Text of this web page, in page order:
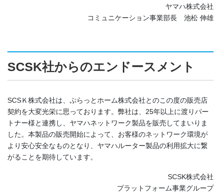
ヤマハ株式会社
コミュニケーション事業部長 池松 伸雄
SCSK社からのエンドースメント
SCSＫ株式会社は、ぷらっとホーム株式会社とのこの度の販売店
契約を大変光栄に思っております。弊社は、25年以上に渡りパー
トナー様と連携し、ヤマハネットワーク製品を販売してまいりま
した。本製品の販売開始によって、お客様のネットワーク環境が
より安心安全なものとなり、ヤマハルーター製品の利用拡大に繋
がることを期待しています。
SCSK株式会社
プラットフォーム事業グループ